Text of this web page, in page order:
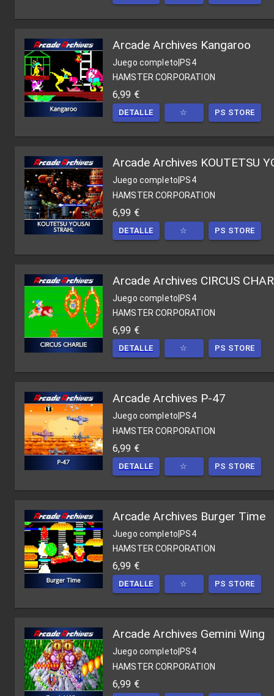
Arcade Archives Kangaroo
Juego completo|PS4
HAMSTER CORPORATION
6,99 €
DETALLE ☆ PS STORE
Arcade Archives KOUTETSU
Juego completo PS4
HAMSTER CORPORATION
6,99 €
DETALLE ☆ PS STORE
Arcade Archives CIRCUS
Juego completo|PS4
HAMSTER CORPORATION
6,99 €
DETALLE ☆ PS STORE
Arcade Archives P-47
Juego completo PS4
HAMSTER CORPORATION
6,99 €
DETALLE ☆ PS STORE
Arcade Archives Burger Time
Juego completo|PS4
HAMSTER CORPORATION
6,99 €
DETALLE ☆ PS STORE
Arcade Archives Gemini Wing
Juego completo PS4
HAMSTER CORPORATION
6,99 €